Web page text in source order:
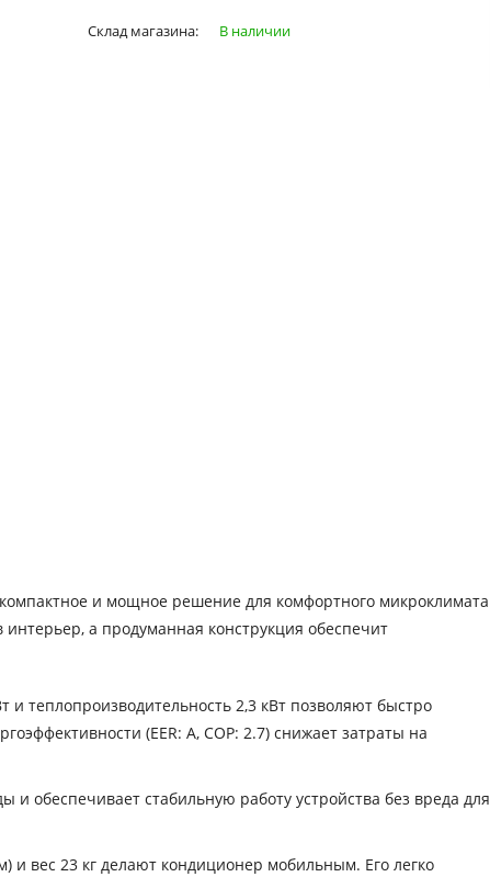
Склад магазина: В наличии
и мощное решение для комфортного микроклимата
а продуманная конструкция обеспечит
теплопроизводительность 2,3 кВт позволяют быстро
(EER: A, COP: 2.7) снижает затраты на
обеспечивает стабильную работу устройства без вреда для
и вес 23 кг делают кондиционер мобильным. Его легко